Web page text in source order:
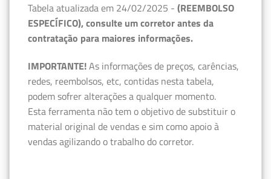
Tabela atualizada em 24/02/2025 - (REEMBOLSO
ESPECÍFICO), consulte um corretor antes da
contratação para maiores informações.
IMPORTANTE!As informações de preços, carências,
redes, reembolsos, etc, contidas nesta tabela,
podem sofrer alterações a qualquer momento.
Esta ferramenta não tem o objetivo de substituir o
material original de vendas e sim como apoio à
vendas agilizando o trabalho do corretor.